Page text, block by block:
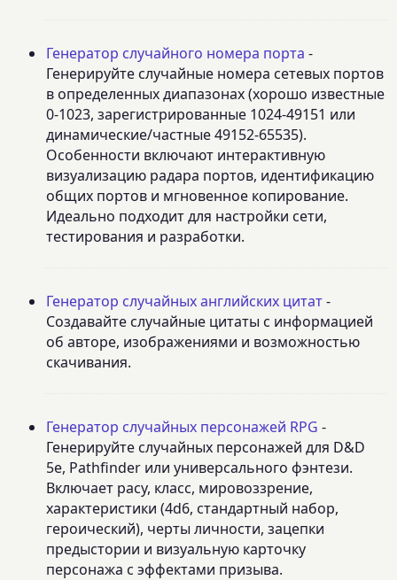
Генератор случайного номера порта -
Генерируйте случайные номера сетевых портов
в определенных диапазонах (хорошо известные
0-1023, зарегистрированные 1024-49151 или
динамические/частные 49152-65535).
Особенности включают интерактивную
визуализацию радара портов, идентификацию
общих портов и мгновенное копирование.
Идеально подходит для настройки сети,
тестирования и разработки.
Генератор случайных английских цитат-
Создавайте случайные цитаты с информацией
об авторе, изображениями и возможностью
скачивания.
Генератор случайных персонажей RPG -
Генерируйте случайных персонажей для D&D
5e, Pathfinder или универсального фэнтези.
Включает расу, класс, мировоззрение,
характеристики (4d6, стандартный набор,
героический), черты личности, зацепки
предыстории и визуальную карточку
персонажа с эффектами призыва.